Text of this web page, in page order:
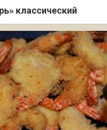
классический